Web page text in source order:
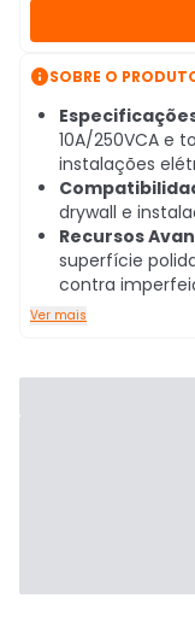
SOBRE O
10A/250VCA e
instalações
drywall e
Recursos
superfície
contra
Ver mais